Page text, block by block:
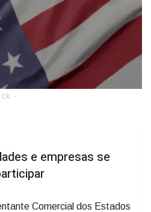
-
e empresas se
Comercial dos Estados